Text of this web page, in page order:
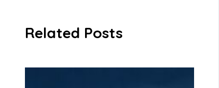
Related Posts